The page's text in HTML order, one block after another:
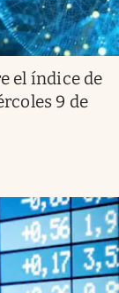
el índice de
9 de